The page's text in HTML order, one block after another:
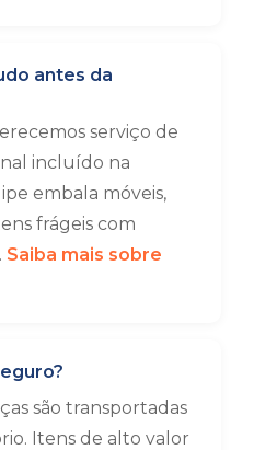
antes da
serviço de
incluído na
embala móveis,
frágeis com
Saiba mais sobre
são transportadas
Itens de alto valor